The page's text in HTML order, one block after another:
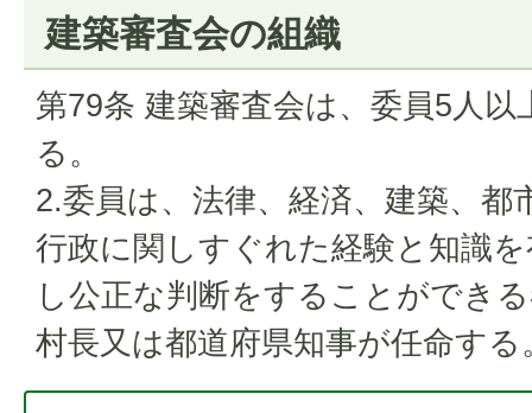
建築審査会の組織
第79条 建築審査会は、委員5人
る。
2.委員は、法律、経済、建築、都
行政に関しすぐれた経験と知識
し公正な判断をすることができ
村長又は都道府県知事が任命する